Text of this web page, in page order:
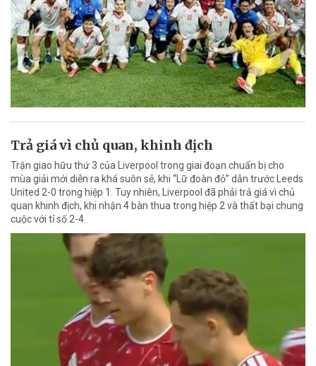
Trả giá vì chủ quan, khinh địch
Trận giao hữu thứ 3 của Liverpool trong giai đoạn chuẩn bị cho
mùa giải mới diễn ra khá suôn sẻ, khi “Lữ đoàn đỏ” dẫn trước Leeds
United 2-0 trong hiệp 1. Tuy nhiên, Liverpool đã phải trả giá vì chủ
quan khinh địch, khi nhận 4 bàn thua trong hiệp 2 và thất bại chung
cuộc với tỉ số 2-4.